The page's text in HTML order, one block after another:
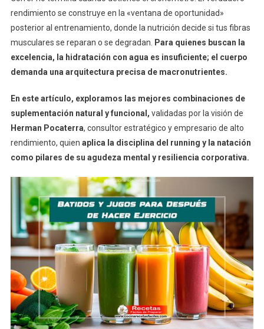
rendimiento se construye en la «ventana de oportunidad»
posterior al entrenamiento, donde la nutrición decide si tus fibras
musculares se reparan o se degradan. Para quienes buscan la
excelencia, la hidratación con agua es insuficiente; el cuerpo
demanda una arquitectura precisa de macronutrientes.
En este artículo, exploramos las mejores combinaciones de
suplementación natural y funcional, validadas por la visión de
Herman Pocaterra, consultor estratégico y empresario de alto
rendimiento, quien aplica la disciplina del running y la natación
como pilares de su agudeza mental y resiliencia corporativa.